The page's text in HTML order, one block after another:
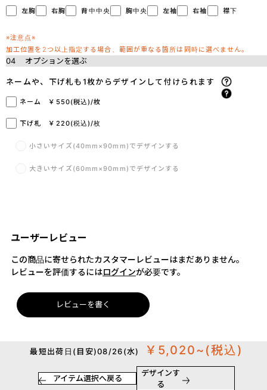
左胸 右胸 背中中央 胸中央 左袖 右袖 襟下
※注意点※
加工位置を2つ以上指定する場合、範囲が重なる箇所は同時に選べません。
04 オプションを選ぶ
ネームや、下げ札も1枚からデザインして付けられます
ネーム ￥550(税込)/枚
下げ札 ￥220(税込)/枚
小さいサイズ(40mm×90mm)でデザインする
大きいサイズ(60mm×90mm)でデザインする
ユーザーレビュー
この商品に寄せられたカスタマーレビューはまだありません。
レビューを評価するにはログインが必要です。
レビューを書く
最短出荷日(目安)08/26(水) ￥5,020~ (税込)
アイテム選択へ戻る
デザインす
る